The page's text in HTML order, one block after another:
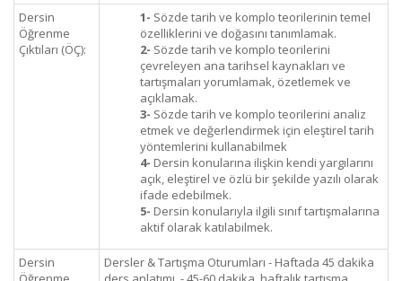
Dersin
Öğrenme
Çıktıları (ÖÇ):
1- Sözde tarih ve komplo teorilerinin temel
özelliklerini ve doğasını tanımlamak.
2- Sözde tarih ve komplo teorilerini
çevreleyen ana tarihsel kaynakları ve
tartışmaları yorumlamak, özetlemek ve
açıklamak.
3- Sözde tarih ve komplo teorilerini analiz
etmek ve değerlendirmek için eleştirel tarih
yöntemlerini kullanabilmek
4- Dersin konularına ilişkin kendi yargılarını
açık, eleştirel ve özlü bir şekilde yazılı olarak
ifade edebilmek.
5- Dersin konularıyla ilgili sınıf tartışmalarına
aktif olarak katılabilmek.
Dersin
Dersler & Tartışma Oturumları - Haftada 45 dakika